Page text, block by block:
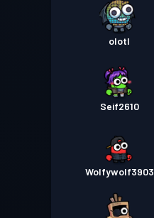
olotl
Seif2610
Wolfywolf3903